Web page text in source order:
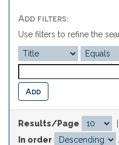
Add filters:
Use filters to refine the
Results/Page
In order